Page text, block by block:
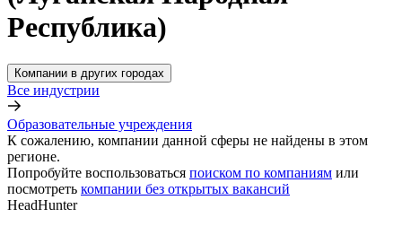
Республика)
Компании в других городах
Все индустрии
Образовательные учреждения
К сожалению, компании данной сферы не найдены в этом
регионе.
Попробуйте воспользоваться поиском по компаниям или
посмотреть компании без открытых вакансий
HeadHunter